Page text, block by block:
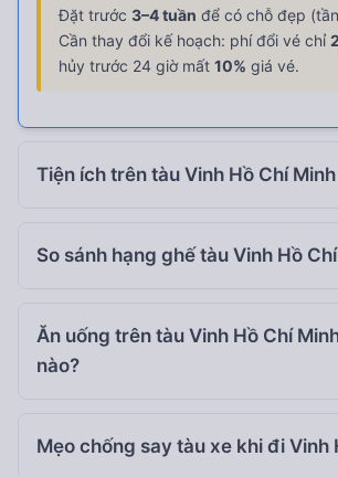
Đặt trước 3–4 tuần để có chỗ đẹp
Cần thay đổi kế hoạch: phí đổi vé chỉ
hủy trước 24 giờ mất 10% giá vé.
Tiện ích trên tàu Vinh Hồ Chí
So sánh hạng ghế tàu Vinh Hồ
Ăn uống trên tàu Vinh Hồ Chí
nào?
Mẹo chống say tàu xe khi đi Vinh